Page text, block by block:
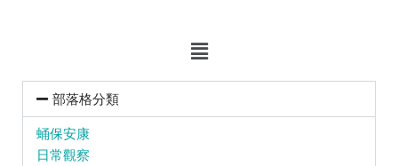
部落格分類
蛹保安康
日常觀察